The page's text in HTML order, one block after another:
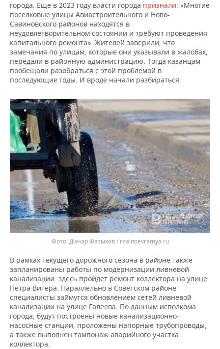
города. Еще в 2023 году власти города признали: «Многие
поселковые улицы Авиастроительного и Ново-
Савиновского районов находятся в
неудовлетворительном состоянии и требуют проведения
капитального ремонта». Жителей заверили, что
замечания по улицам, которые они указывали в жалобах,
передали в районную администрацию. Тогда казанцам
пообещали разобраться с этой проблемой в
последующие годы. И вроде начали разбираться.
Динар Фатыхов / realnoevremya.ru
В рамках текущего дорожного сезона в районе также
запланированы работы по модернизации ливневой
канализации: здесь пройдет ремонт коллектора на улице
Петра Витера. Параллельно в Советском районе
специалисты займутся обновлением сетей ливневой
канализации на улице Галеева. По данным исполкома
города, будут построены новые канализационно-
насосные станции, проложены напорные трубопроводы,
а также выполнен тампонаж аварийного участка
коллектора.